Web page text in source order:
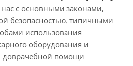
с основными законами,
безопасностью, типичными
использования
оборудования и
помощи